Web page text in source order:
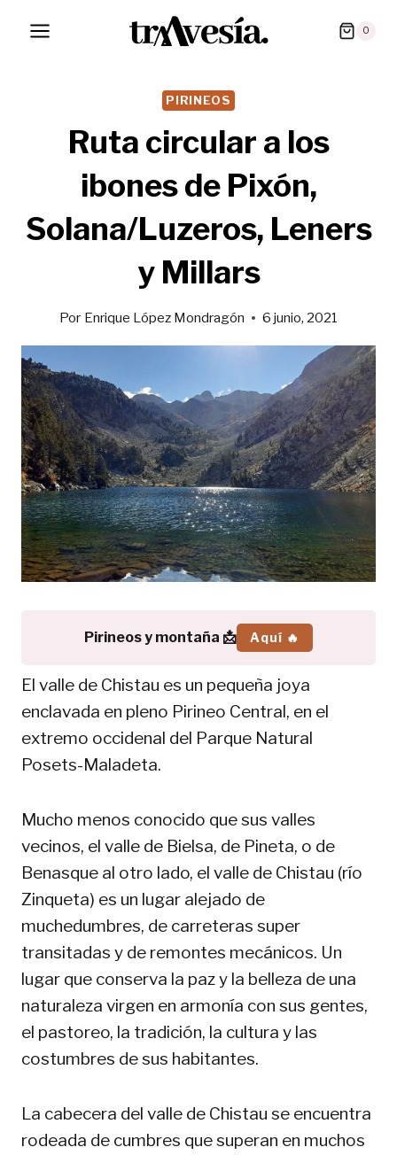
0
PIRINEOS
Ruta circular a los
ibones de Pixón,
Solana/Luzeros, Leners
y Millars
Por Enrique López Mondragón 6 junio, 2021
Pirineos y montaña 📩 Aquí 🔥
El valle de Chistau es un pequeña joya
enclavada en pleno Pirineo Central, en el
extremo occidenal del Parque Natural
Posets-Maladeta.
Mucho menos conocido que sus valles
vecinos, el valle de Bielsa, de Pineta, o de
Benasque al otro lado, el valle de Chistau (río
Zinqueta) es un lugar alejado de
muchedumbres, de carreteras super
transitadas y de remontes mecánicos. Un
lugar que conserva la paz y la belleza de una
naturaleza virgen en armonía con sus gentes,
el pastoreo, la tradición, la cultura y las
costumbres de sus habitantes.
La cabecera del valle de Chistau se encuentra
rodeada de cumbres que superan en muchos